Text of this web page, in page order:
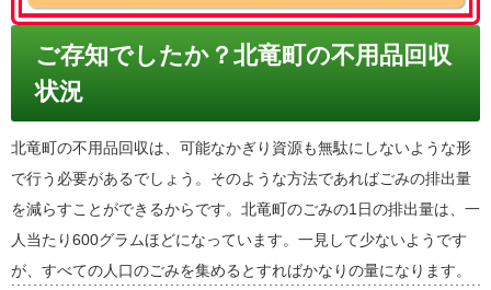
ご存知でしたか？北竜町の不用品回収
状況
北竜町の不用品回収は、可能なかぎり資源も無駄にしないような形
で行う必要があるでしょう。そのような方法であればごみの排出量
を減らすことができるからです。北竜町のごみの1日の排出量は、一
人当たり600グラムほどになっています。一見して少ないようです
が、すべての人口のごみを集めるとすればかなりの量になります。